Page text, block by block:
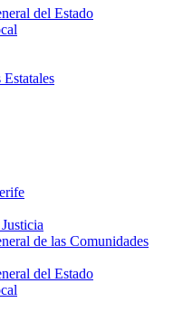
del Estado
de las Comunidades
del Estado